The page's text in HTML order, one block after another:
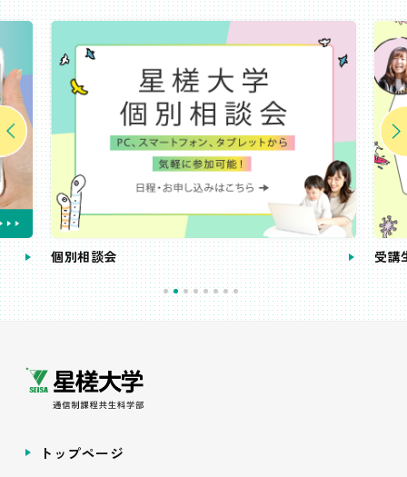
個別相談会 受講
トップページ